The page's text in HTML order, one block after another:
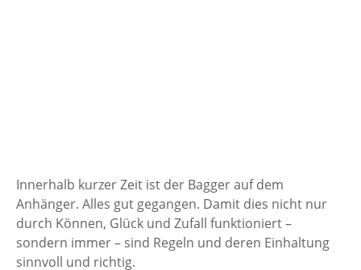
Innerhalb kurzer Zeit ist der Bagger auf dem
Anhänger. Alles gut gegangen. Damit dies nicht nur
durch Können, Glück und Zufall funktioniert –
sondern immer – sind Regeln und deren Einhaltung
sinnvoll und richtig.